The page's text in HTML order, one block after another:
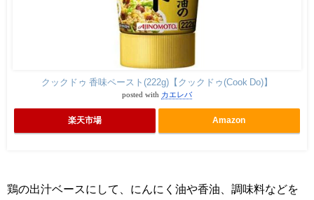
クックドゥ 香味ペースト(222g)【クックドゥ(Cook Do)】
posted with カエレバ
楽天市場 Amazon
鶏の出汁ベースにして、にんにく油や香油、調味料などを